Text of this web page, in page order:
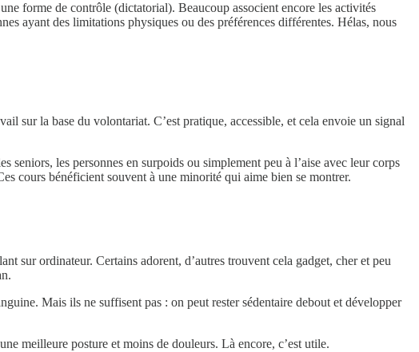
forme de contrôle (dictatorial). Beaucoup associent encore les activités
ayant des limitations physiques ou des préférences différentes. Hélas, nous
sur la base du volontariat. C’est pratique, accessible, et cela envoie un signal
seniors, les personnes en surpoids ou simplement peu à l’aise avec leur corps
cours bénéficient souvent à une minorité qui aime bien se montrer.
sur ordinateur. Certains adorent, d’autres trouvent cela gadget, cher et peu
Mais ils ne suffisent pas : on peut rester sédentaire debout et développer
meilleure posture et moins de douleurs. Là encore, c’est utile.